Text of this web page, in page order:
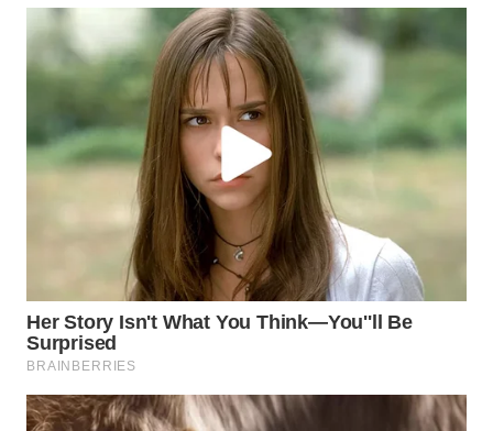
PADANG
LAWAS
WN
KEPULAUAN
SERIBU
WN